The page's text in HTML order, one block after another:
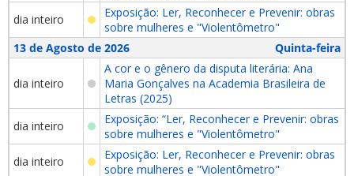
dia inteiro
Exposição: Ler, Reconhecer e Prevenir: obras
sobre mulheres e "Violentômetro"
13 de Agosto de 2026
Quinta-feira
dia inteiro
A cor e o gênero da disputa literária: Ana
Maria Gonçalves na Academia Brasileira de
Letras (2025)
dia inteiro
Exposição: “Ler, Reconhecer e Prevenir: obras
sobre mulheres e "Violentômetro"
dia inteiro
Exposição: Ler, Reconhecer e Prevenir: obras
sobre mulheres e "Violentômetro"